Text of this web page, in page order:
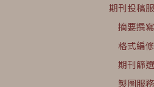
期刊投稿
摘要撰寫
格式編修
期刊篩選
製圖服務